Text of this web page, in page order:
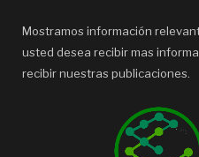
Mostramos información
usted desea recibir mas
recibir nuestras publicaciones.